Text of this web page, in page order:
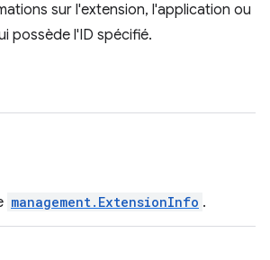
sur l'extension, l'application ou
possède l'ID spécifié.
management.ExtensionInfo .